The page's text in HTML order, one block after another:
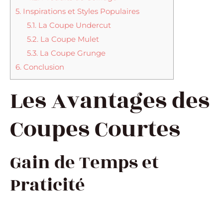
5. Inspirations et Styles Populaires
5.1. La Coupe Undercut
5.2. La Coupe Mulet
5.3. La Coupe Grunge
6. Conclusion
Les Avantages des
Coupes Courtes
Gain de Temps et
Praticité